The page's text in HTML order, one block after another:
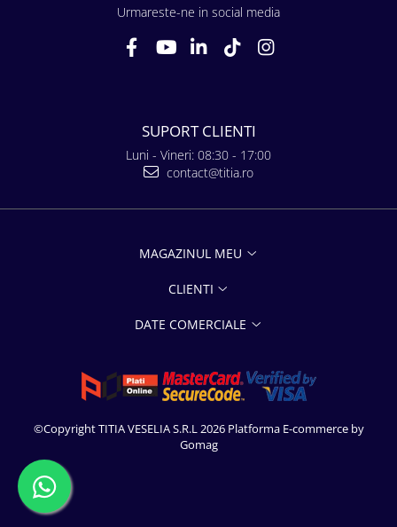
Urmareste-ne in social media
SUPORT CLIENTI
Luni - Vineri: 08:30 - 17:00
contact@titia.ro
MAGAZINUL MEU
CLIENTI
DATE COMERCIALE
©Copyright TITIA VESELIA S.R.L 2026 Platforma E-commerce by
Gomag